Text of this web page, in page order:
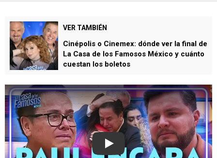
VER TAMBIÉN
Cinépolis o Cinemex: dónde ver la final de
La Casa de los Famosos México y cuánto
cuestan los boletos
Play